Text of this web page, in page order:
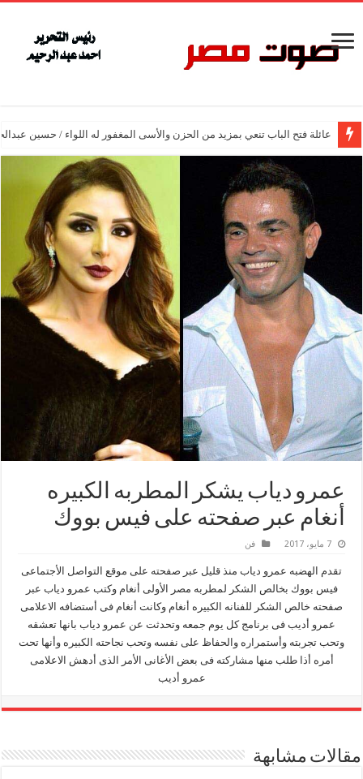
عائلة فتح الباب تنعي بمزيد من الحزن والأسى المغفور له اللواء / حسين
عمرو دياب يشكر المطربه الكبيره
أنغام عبر صفحته على فيس بووك
7 مايو، 2017 فن
تقدم الهضبه عمرو دياب منذ قليل عبر صفحته على موقع التواصل الأجتماعى
فيس بووك بخالص الشكر لمطربه مصر الأولى أنغام وكتب عمرو دياب عبر
صفحته خالص الشكر للفنانه الكبيره أنغام وكانت أنغام فى أستضافه الاعلامى
عمرو أديب فى برنامج كل يوم جمعه وتحدثت عن عمرو دياب بانها تعشقه
وتحب تجربته وأستمراره والحفاظ على نفسه وتحب نجاحته الكبيره وأنها تحت
أمره أذا طلب منها مشاركته فى بعض الأغانى الأمر الذى أدهش الاعلامى
عمرو أديب
مقالات مشابهة